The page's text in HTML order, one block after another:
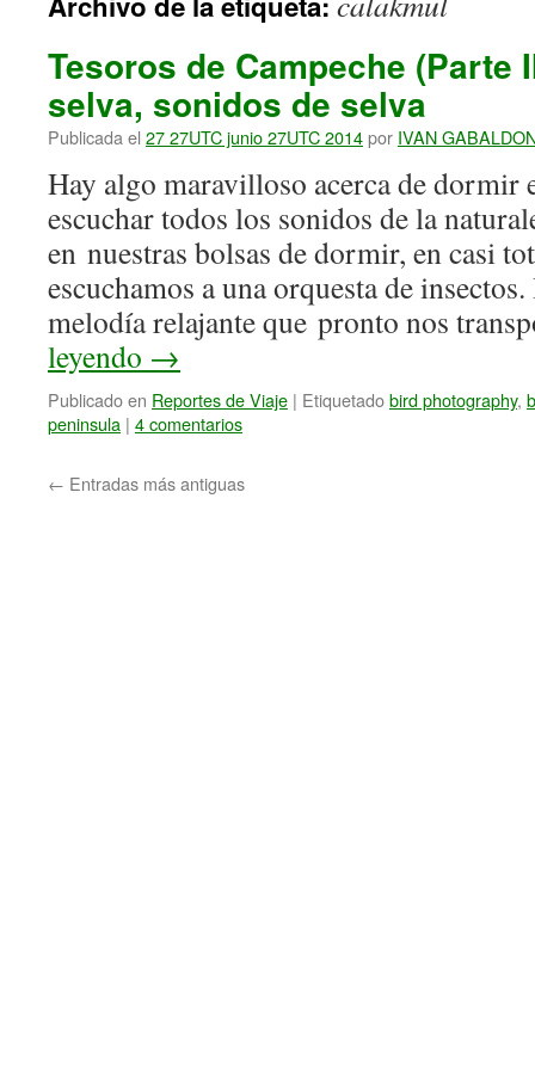
Tesoros de Campeche (Parte
selva, sonidos de selva
Publicada el 27 27UTC junio 27UTC 2014por IVAN
Hay algo maravilloso acerca de dormir
escuchar todos los sonidos de la
en nuestras bolsas de dormir, en casi
escuchamos a una orquesta de
melodía relajante que pronto nos
leyendo →
Publicado en Reportes de Viaje | Etiquetadobird photography,
peninsula | 4 comentarios
← Entradas más antiguas